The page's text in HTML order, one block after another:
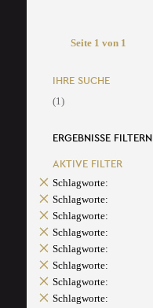
Seite 1 von 1
IHRE SUCHE
(1)
ERGEBNISSE FILTERN
AKTIVE FILTER
Schlagworte:
Schlagworte:
Schlagworte:
Schlagworte:
Schlagworte:
Schlagworte:
Schlagworte:
Schlagworte: